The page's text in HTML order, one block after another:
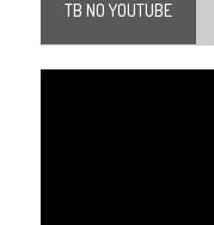
TB NO YOUTUBE